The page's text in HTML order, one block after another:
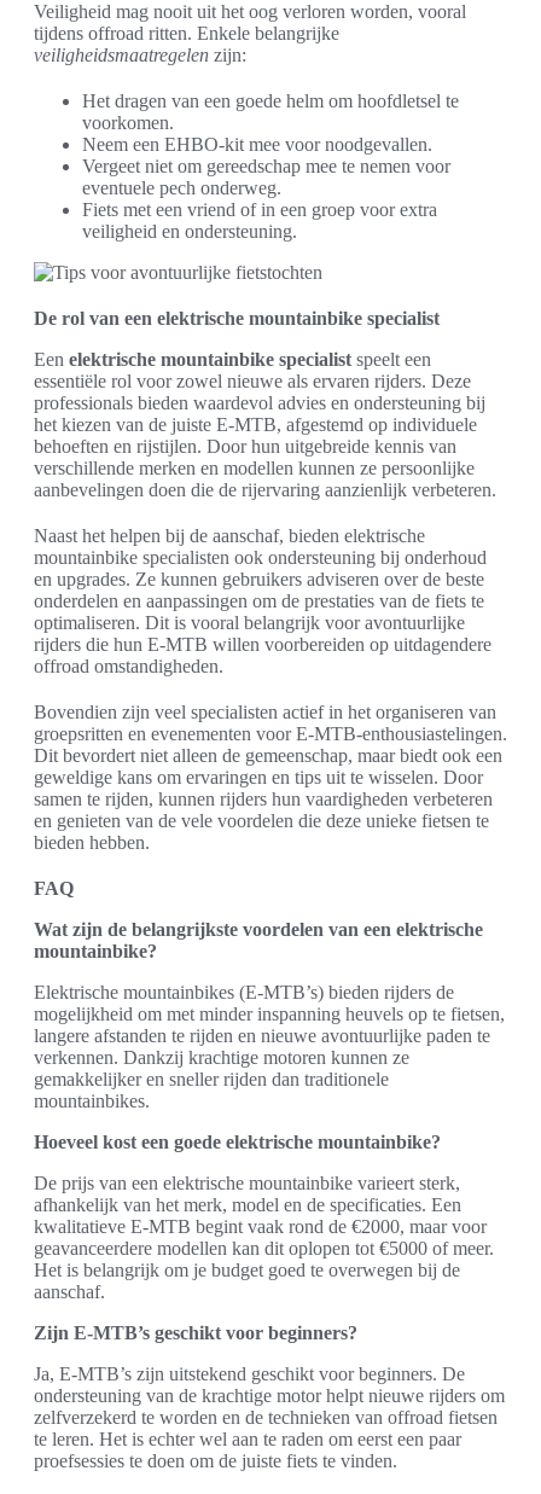
Veiligheid mag nooit uit het oog verloren worden, vooral
tijdens offroad ritten. Enkele belangrijke
veiligheidsmaatregelen zijn:
Het dragen van een goede helm om hoofdletsel te
voorkomen.
Neem een EHBO-kit mee voor noodgevallen.
Vergeet niet om gereedschap mee te nemen voor
eventuele pech onderweg.
Fiets met een vriend of in een groep voor extra
veiligheid en ondersteuning.
De rol van een elektrische mountainbike specialist
Een elektrische mountainbike specialist speelt een
essentiële rol voor zowel nieuwe als ervaren rijders. Deze
professionals bieden waardevol advies en ondersteuning bij
het kiezen van de juiste E-MTB, afgestemd op individuele
behoeften en rijstijlen. Door hun uitgebreide kennis van
verschillende merken en modellen kunnen ze persoonlijke
aanbevelingen doen die de rijervaring aanzienlijk verbeteren.
Naast het helpen bij de aanschaf, bieden elektrische
mountainbike specialisten ook ondersteuning bij onderhoud
en upgrades. Ze kunnen gebruikers adviseren over de beste
onderdelen en aanpassingen om de prestaties van de fiets te
optimaliseren. Dit is vooral belangrijk voor avontuurlijke
rijders die hun E-MTB willen voorbereiden op uitdagendere
offroad omstandigheden.
Bovendien zijn veel specialisten actief in het organiseren van
groepsritten en evenementen voor E-MTB-enthousiastelingen.
Dit bevordert niet alleen de gemeenschap, maar biedt ook een
geweldige kans om ervaringen en tips uit te wisselen. Door
samen te rijden, kunnen rijders hun vaardigheden verbeteren
en genieten van de vele voordelen die deze unieke fietsen te
bieden hebben.
FAQ
Wat zijn de belangrijkste voordelen van een elektrische
mountainbike?
Elektrische mountainbikes (E-MTB’s) bieden rijders de
mogelijkheid om met minder inspanning heuvels op te fietsen,
langere afstanden te rijden en nieuwe avontuurlijke paden te
verkennen. Dankzij krachtige motoren kunnen ze
gemakkelijker en sneller rijden dan traditionele
mountainbikes.
Hoeveel kost een goede elektrische mountainbike?
De prijs van een elektrische mountainbike varieert sterk,
afhankelijk van het merk, model en de specificaties. Een
kwalitatieve E-MTB begint vaak rond de €2000, maar voor
geavanceerdere modellen kan dit oplopen tot €5000 of meer.
Het is belangrijk om je budget goed te overwegen bij de
aanschaf.
Zijn E-MTB’s geschikt voor beginners?
Ja, E-MTB’s zijn uitstekend geschikt voor beginners. De
ondersteuning van de krachtige motor helpt nieuwe rijders om
zelfverzekerd te worden en de technieken van offroad fietsen
te leren. Het is echter wel aan te raden om eerst een paar
proefsessies te doen om de juiste fiets te vinden.